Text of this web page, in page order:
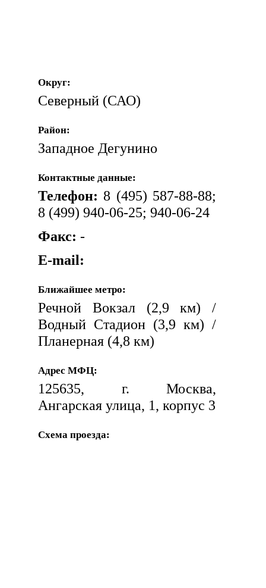
Округ:
Северный (САО)
Район:
Западное Дегунино
Контактные данные:
Телефон: 8 (495) 587-88-88;
8 (499) 940-06-25; 940-06-24
Факс: -
E-mail:
Ближайшее метро:
Речной Вокзал (2,9 км) /
Водный Стадион (3,9 км) /
Планерная (4,8 км)
Адрес МФЦ:
125635, г. Москва,
Ангарская улица, 1, корпус 3
Схема проезда: